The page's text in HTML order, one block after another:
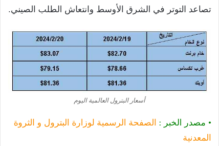
تصاعد التوتر في الشرق الأوسط وانتعاش الطلب الصيني.
أسعار البترول العالمية اليوم
• مصدر الخبر : الصفحة الرسمية لوزارة البترول و الثروة
المعدنية